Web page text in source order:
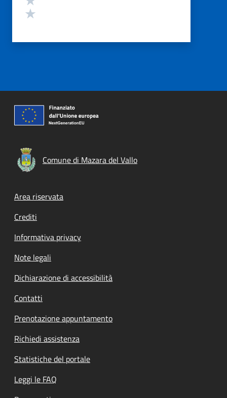
Comune di Mazara del Vallo
Footer menu
Area riservata
Crediti
Informativa privacy
Note legali
Dichiarazione di accessibilità
Contatti
Prenotazione appuntamento
Richiedi assistenza
Statistiche del portale
Leggi le FAQ